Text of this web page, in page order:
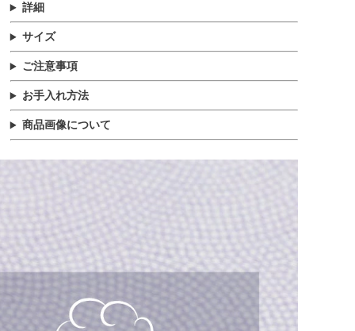
詳細
サイズ
ご注意事項
お手入れ方法
商品画像について